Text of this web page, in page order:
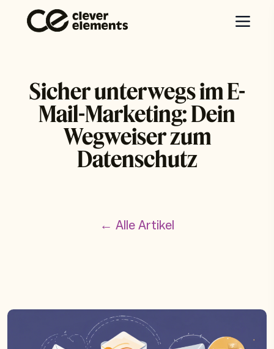
Sicher unterwegs im E-
Mail-Marketing: Dein
Wegweiser zum
Datenschutz
← Alle Artikel